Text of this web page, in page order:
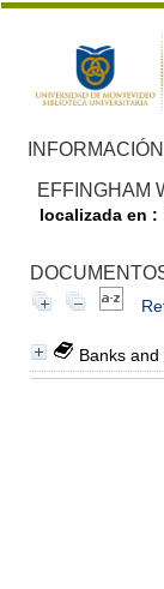
EFFINGHAM
localizada en :
Banks and